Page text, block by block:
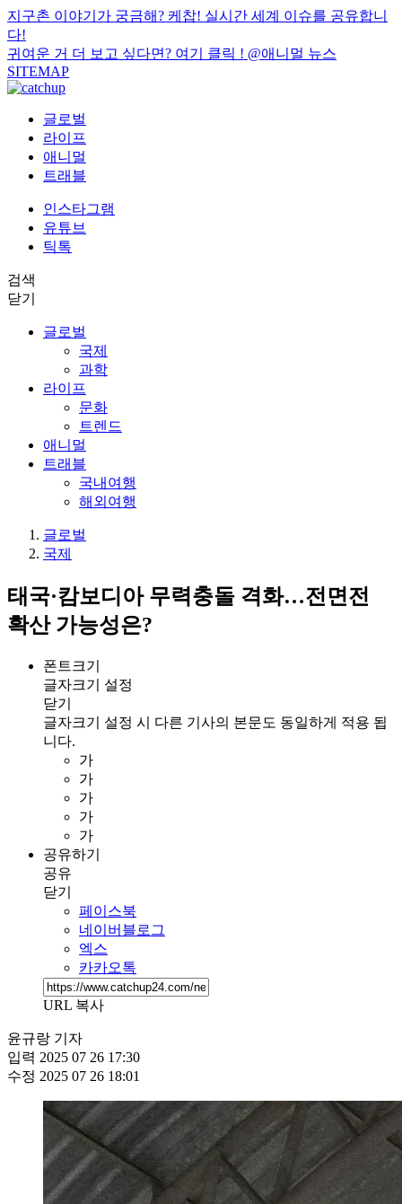
지구촌 이야기가 궁금해? 케찹! 실시간 세계 이슈를 공유합니
다!
귀여운 거 더 보고 싶다면? 여기 클릭 ! @애니멀 뉴스
SITEMAP
글로벌
라이프
애니멀
트래블
인스타그램
유튜브
틱톡
검색
닫기
글로벌
국제
과학
라이프
문화
트렌드
애니멀
트래블
국내여행
해외여행
글로벌
국제
태국·캄보디아 무력충돌 격화…전면전
확산 가능성은?
폰트크기
글자크기 설정
닫기
글자크기 설정 시 다른 기사의 본문도 동일하게 적용 됩
니다.
가
가
가
가
가
공유하기
공유
닫기
페이스북
네이버블로그
엑스
카카오톡
URL 복사
윤규랑 기자
입력 2025 07 26 17:30
수정 2025 07 26 18:01